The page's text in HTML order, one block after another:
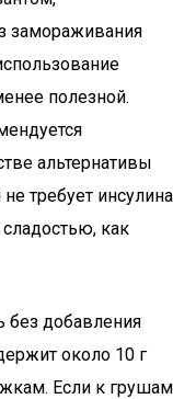
замораживания
полезной.
альтернативы
требует инсулина
как
без добавления
около 10 г
Если к грушам